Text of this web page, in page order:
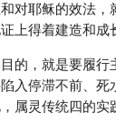
对耶稣的效法，
上得着建造和成
的，就是要履行
入停滞不前、死
属灵传统四的实